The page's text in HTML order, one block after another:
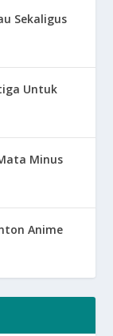
Sekaligus
Untuk
Minus
Anime